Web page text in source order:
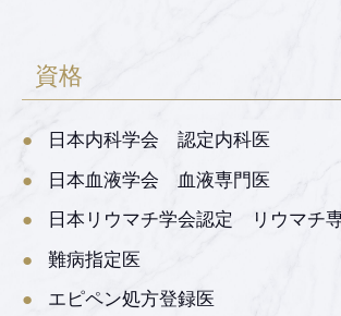
資格
日本内科学会 認定内科医
日本血液学会 血液専門医
日本リウマチ学会認定 リウマチ
難病指定医
エピペン処方登録医